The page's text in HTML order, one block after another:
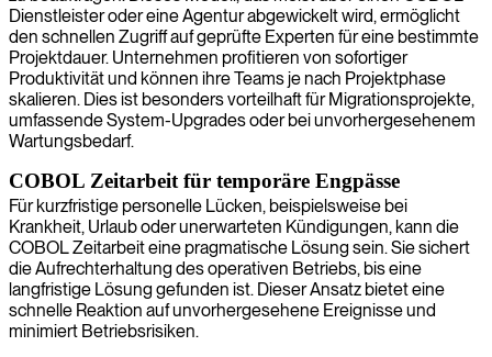
Dienstleister oder eine Agentur abgewickelt wird, ermöglicht
den schnellen Zugriff auf geprüfte Experten für eine bestimmte
Projektdauer. Unternehmen profitieren von sofortiger
Produktivität und können ihre Teams je nach Projektphase
skalieren. Dies ist besonders vorteilhaft für Migrationsprojekte,
umfassende System-Upgrades oder bei unvorhergesehenem
Wartungsbedarf.
COBOL Zeitarbeit für temporäre Engpässe
Für kurzfristige personelle Lücken, beispielsweise bei
Krankheit, Urlaub oder unerwarteten Kündigungen, kann die
COBOL Zeitarbeit eine pragmatische Lösung sein. Sie sichert
die Aufrechterhaltung des operativen Betriebs, bis eine
langfristige Lösung gefunden ist. Dieser Ansatz bietet eine
schnelle Reaktion auf unvorhergesehene Ereignisse und
minimiert Betriebsrisiken.